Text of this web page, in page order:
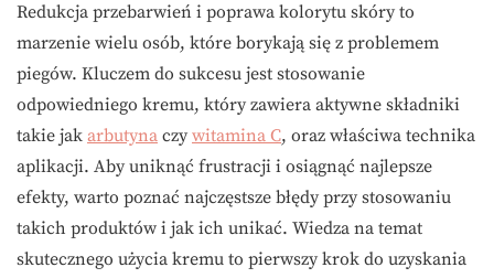
Redukcja przebarwień i poprawa kolorytu skóry to
marzenie wielu osób, które borykają się z problemem
piegów. Kluczem do sukcesu jest stosowanie
odpowiedniego kremu, który zawiera aktywne składniki
takie jak arbutyna czy witamina C, oraz właściwa technika
aplikacji. Aby uniknąć frustracji i osiągnąć najlepsze
efekty, warto poznać najczęstsze błędy przy stosowaniu
takich produktów i jak ich unikać. Wiedza na temat
skutecznego użycia kremu to pierwszy krok do uzyskania